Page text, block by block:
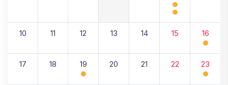
10 11 12 13 14 15 16
17 18 19 20 21 22 23